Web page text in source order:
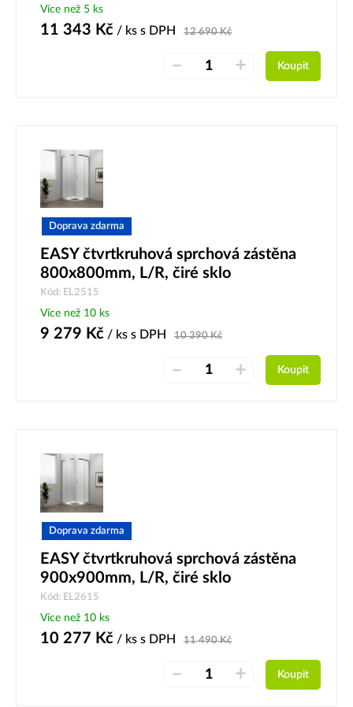
Více než 5 ks
11 343 Kč / ks s DPH 12 690Kč
– + Koupit
Doprava zdarma
EASY čtvrtkruhová sprchová zástěna
800x800mm, L/R, čiré sklo
Kód: EL2515
Více než 10 ks
9 279 Kč / ks s DPH 10 390Kč
– + Koupit
Doprava zdarma
EASY čtvrtkruhová sprchová zástěna
900x900mm, L/R, čiré sklo
Kód: EL2615
Více než 10 ks
10 277 Kč / ks s DPH 11 490Kč
– + Koupit